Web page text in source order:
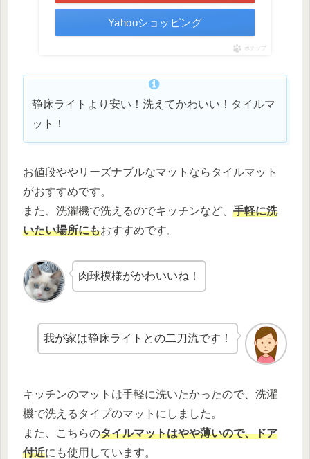
Yahooショッピング
ポチップ
静床ライトより安い！洗えてかわいい！タイルマ
ット！
お値段ややリーズナブルなマットならタイルマット
がおすすめです。
また、洗濯機で洗えるのでキッチンなど、 手軽に洗
いたい場所にもおすすめです。
肉球模様がかわいいね！
我が家は静床ライトとの二刀流です！
キッチンのマットは手軽に洗いたかったので、洗濯
機で洗えるタイプのマットにしました。
また、こちらのタイルマットはやや薄いので、ドア
付近にも使用しています。